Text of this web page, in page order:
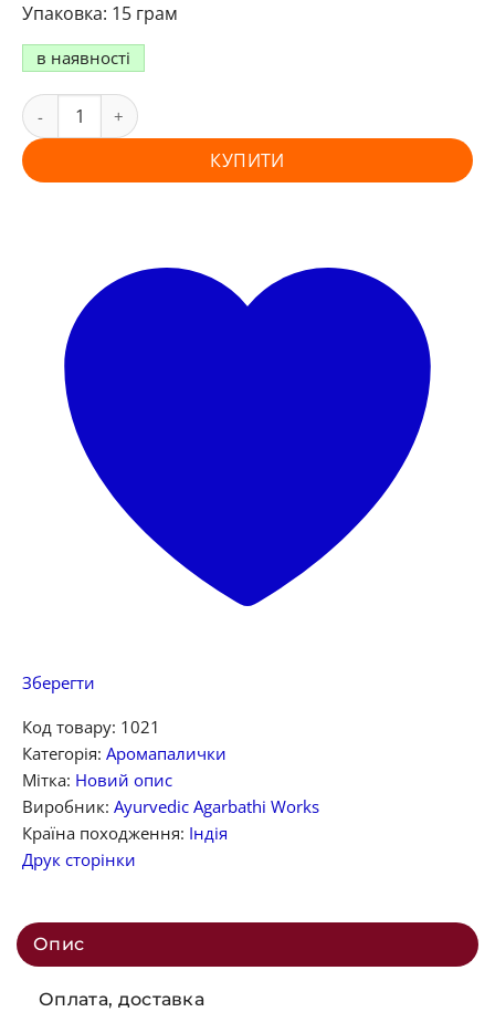
15 грам
в наявності
КУПИТИ
Зберегти
Код товару: 1021
Категорія: Аромапалички
Мітка: Новий опис
Виробник: Ayurvedic Agarbathi Works
Країна походження: Індія
Друк сторінки
Опис
Оплата, доставка